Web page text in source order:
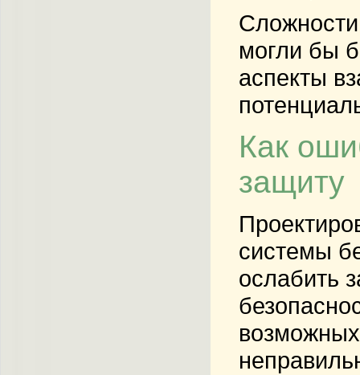
могли бы
аспекты
Как
защиту
системы
ослабить